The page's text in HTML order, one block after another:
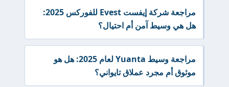
مراجعة شركة إيفست Evest للفوركس 2025:
هل هي وسيط آمن أم احتيال؟
مراجعة وسيط Yuanta لعام 2025: هل هو
موثوق أم مجرد عملاق تايواني؟